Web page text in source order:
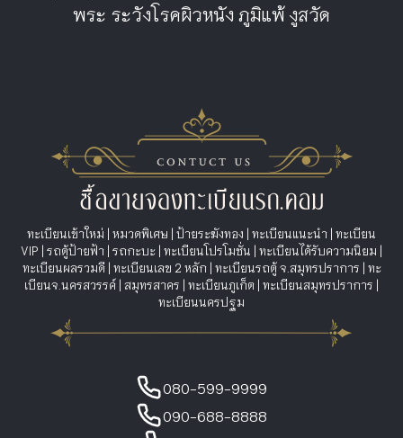
พระ ระวังโรคผิวหนัง ภูมิแพ้ งูสวัด
ทะเบียนเข้าใหม่ | หมวดพิเศษ | ป้ายระฆังทอง | ทะเบียนแนะนำ | ทะเบียน
VIP | รถตู้ป้ายฟ้า | รถกะบะ | ทะเบียนโปรโมชั่น | ทะเบียนได้รับความนิยม |
ทะเบียนผลรวมดี | ทะเบียนเลข 2 หลัก | ทะเบียนรถตู้ จ.สมุทรปราการ | ทะ
เบียนจ.นครสวรรค์ | สมุทรสาคร | ทะเบียนภูเก็ต | ทะเบียนสมุทรปราการ |
ทะเบียนนครปฐม
080-599-9999
090-688-8888